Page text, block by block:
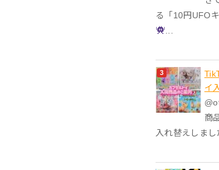
る「10円UFO
イ
商
入れ替えしまし